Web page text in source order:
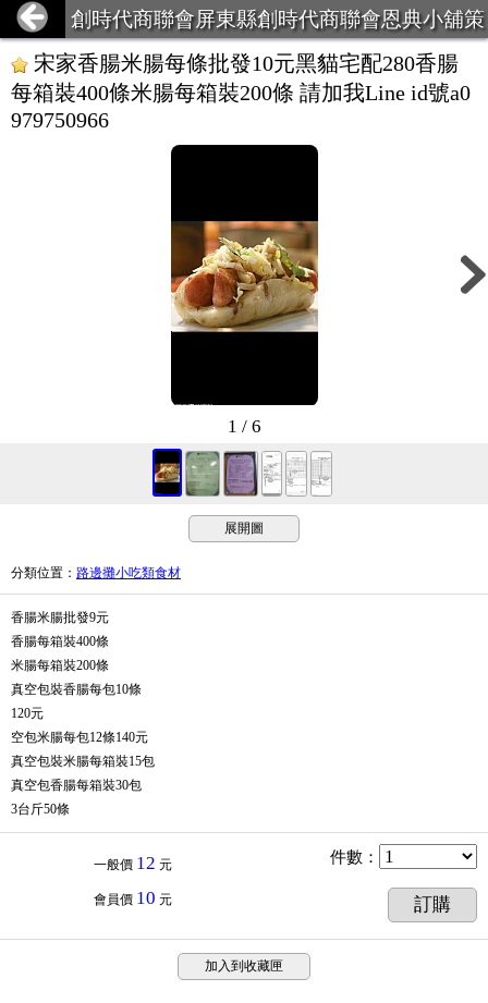
創時代商聯會屏東縣創時代商聯會恩典小舖策
略聯盟
宋家香腸米腸每條批發10元黑貓宅配280香腸
每箱裝400條米腸每箱裝200條 請加我Line id號a0
979750966
1 / 6
展開圖
分類位置 ： 路邊攤小吃類食材
香腸米腸批發9元
香腸每箱裝400條
米腸每箱裝200條
真空包裝香腸每包10條
120元
空包米腸每包12條140元
真空包裝米腸每箱裝15包
真空包香腸每箱裝30包
3台斤50條
一般價 12 元
會員價 10 元
件數 ：
訂購
加入到收藏匣